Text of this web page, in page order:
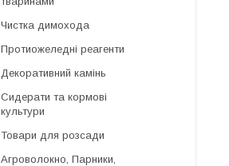
Чистка димохода
Протиожеледні реагенти
Декоративний камінь
Сидерати та кормові
культури
Товари для розсади
Агроволокно, Парники,